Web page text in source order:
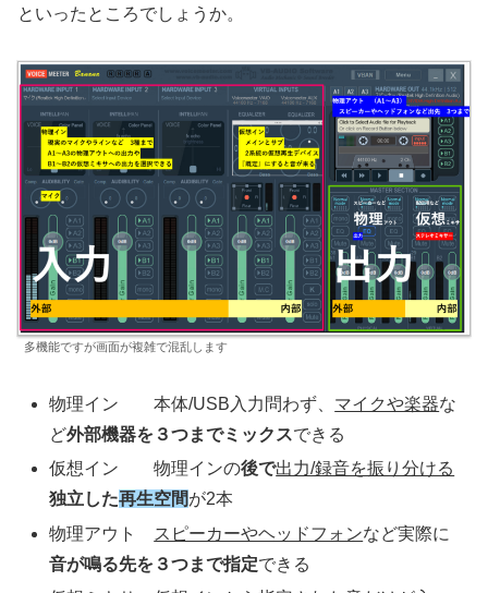
といったところでしょうか。
多機能ですが画面が複雑で混乱します
物理イン 本体/USB入力問わず、 マイクや楽器な
ど外部機器を３つまでミックスできる
仮想イン 物理インの後で出力/録音を振り分ける
独立した再生空間が2本
物理アウト
スピーカーやヘッドフォンなど実際に
音が鳴る先を３つまで指定できる